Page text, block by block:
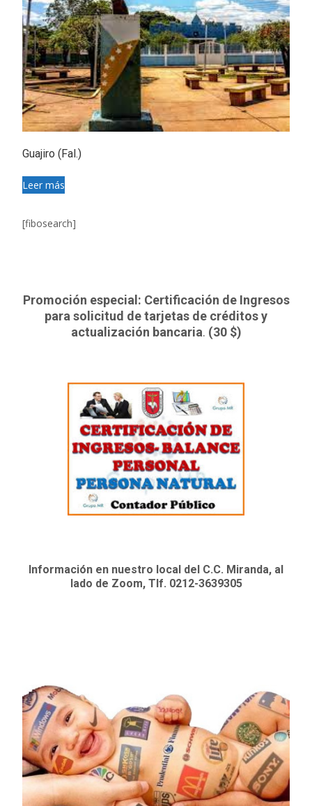
Guajiro (Fal.)
Leer más
[fibosearch]
Promoción especial: Certificación de Ingresos
para solicitud de tarjetas de créditos y
actualización bancaria. (30 $)
Información en nuestro local del C.C. Miranda, al
lado de Zoom, Tlf. 0212-3639305